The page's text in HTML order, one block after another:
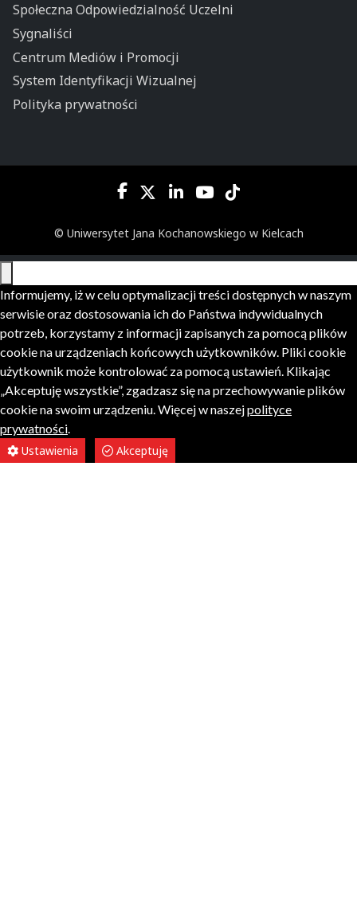
Społeczna Odpowiedzialność Uczelni
Sygnaliści
Centrum Mediów i Promocji
System Identyfikacji Wizualnej
Polityka prywatności
© Uniwersytet Jana Kochanowskiego w Kielcach
Informujemy, iż w celu optymalizacji treści dostępnych w naszym
serwisie oraz dostosowania ich do Państwa indywidualnych
potrzeb, korzystamy z informacji zapisanych za pomocą plików
cookie na urządzeniach końcowych użytkowników. Pliki cookie
użytkownik może kontrolować za pomocą ustawień. Klikając
„Akceptuję wszystkie”, zgadzasz się na przechowywanie plików
cookie na swoim urządzeniu. Więcej w naszejpolityce
prywatności.
Ustawienia
Akceptuję